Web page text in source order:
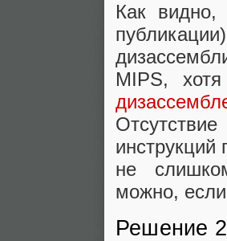
Как
MIPS,
не
можно,
Решение